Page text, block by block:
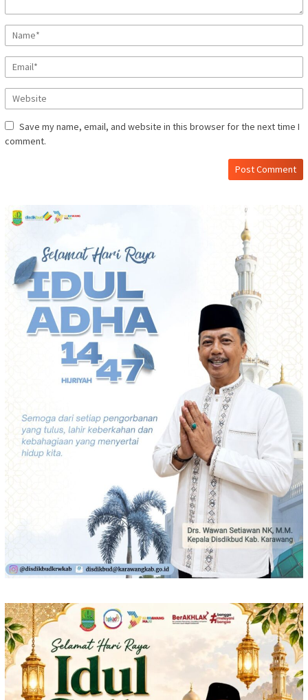
Save my name, email, and website in this browser for the next time I
comment.